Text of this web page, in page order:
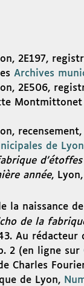
2E197,
Archives
2E506,
de Lyon
année,
la naissance
de la
Au rédacteur
2 (en ligne sur
Charles
de Lyon,